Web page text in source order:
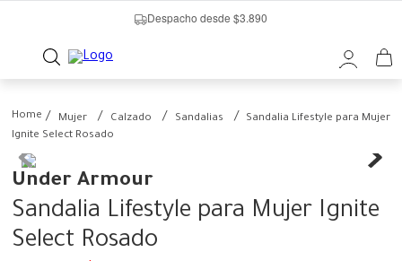
Despacho desde $3.890
Mujer Calzado Sandalias
Sandalia Lifestyle para Mujer
Ignite Select Rosado
Under Armour
Sandalia Lifestyle para Mujer Ignite
Select Rosado